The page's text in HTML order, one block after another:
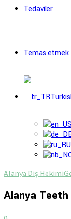
Tedaviler
Temas etmek
Alanya Diş Hekimi
Alanya